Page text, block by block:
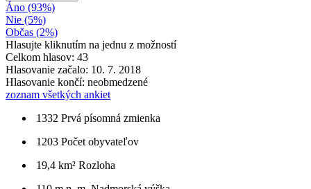
Áno (93%)
Nie (5%)
Občas (2%)
Hlasujte kliknutím na jednu z možností
Celkom hlasov: 43
Hlasovanie začalo: 10. 7. 2018
Hlasovanie končí: neobmedzené
zoznam všetkých ankiet
1332 Prvá písomná zmienka
1203 Počet obyvateľov
19,4 km² Rozloha